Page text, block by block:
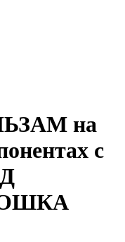
на
с